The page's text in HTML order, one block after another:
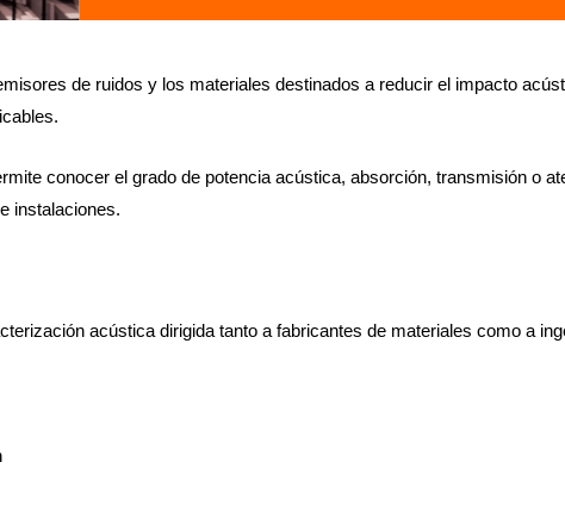
de ruidos y los materiales destinados a reducir el impacto
conocer el grado de potencia acústica, absorción, transmisión o
instalaciones.
acústica dirigida tanto a fabricantes de materiales como a